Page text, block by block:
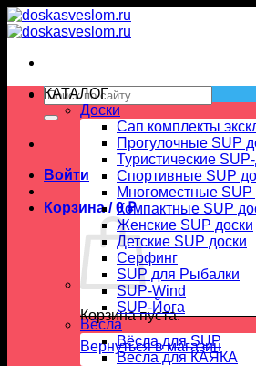
Skip
to
Искать:
Войти
Корзина /0₽
Корзина пуста.
Вернуться в магазин
КАТАЛОГ
Доски
Сап комплекты
Прогулочные SUP
Туристические
Спортивные SUP
Многоместные SUP
Компактные SUP
Женские SUP доски
Детские SUP доски
Серфинг
SUP для Рыбалки
SUP-Wind
SUP-Йога
Вёсла
Вёсла для SUP
Весла для КАЯКА